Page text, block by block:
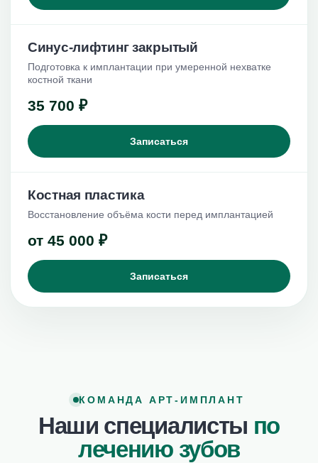
Синус-лифтинг закрытый
Подготовка к имплантации при умеренной нехватке
костной ткани
35 700 ₽
Записаться
Костная пластика
Восстановление объёма кости перед имплантацией
от 45 000 ₽
Записаться
КОМАНДА АРТ-ИМПЛАНТ
Наши специалисты по
лечению зубов
Имплантация зубов
Срочная стоматологическая помощь
Ортопедическая стоматология
ДОПОЛНИТЕЛЬНО
УСЛУГИ